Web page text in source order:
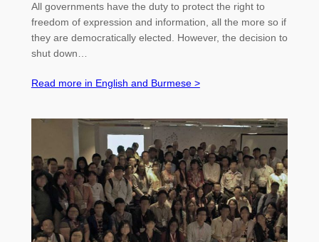
All governments have the duty to protect the right to
freedom of expression and information, all the more so if
they are democratically elected. However, the decision to
shut down…
Read more in English and Burmese >